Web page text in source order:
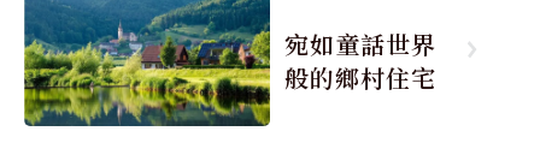
宛如童話世界
般的鄉村住宅